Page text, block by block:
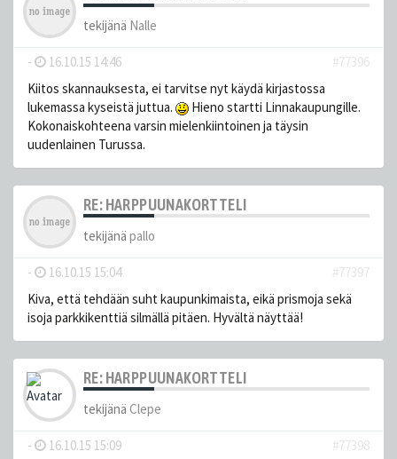
tekijänä Nalle
- 16.10.15 14:46
#77396
Kiitos skannauksesta, ei tarvitse nyt käydä kirjastossa
lukemassa kyseistä juttua.
Hieno startti Linnakaupungille.
Kokonaiskohteena varsin mielenkiintoinen ja täysin
uudenlainen Turussa.
RE: HARPPUUNAKORTTELI
tekijänä pallo
- 16.10.15 15:04
#77397
Kiva, että tehdään suht kaupunkimaista, eikä prismoja sekä
isoja parkkikenttiä silmällä pitäen. Hyvältä näyttää!
RE: HARPPUUNAKORTTELI
tekijänä Clepe
- 16.10.15 15:09
#77398